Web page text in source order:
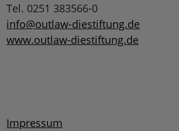
Tel. 0251 383566-0
info@outlaw-diestiftung.de
www.outlaw-diestiftung.de
Impressum